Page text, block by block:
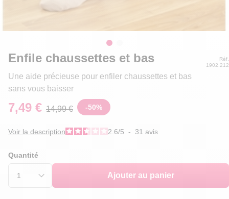
Enfile chaussettes et bas
Une aide précieuse pour enfiler chaussettes et bas
sans vous baisser
Réf.
1902.212
7,49 € 14,99 € -50%
Voir la description 2.6/5 - 31 avis
Quantité
Ajouter au panier